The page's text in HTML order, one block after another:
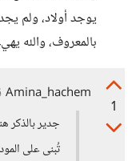
يوجد أولاد، ولم
بالمعروف، والله
1
Amina_hachem
جدير بالذكر
تُبنى على